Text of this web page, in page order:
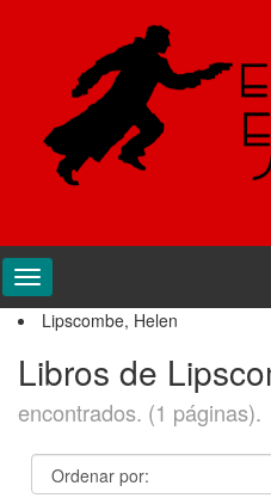
Lipscombe, Helen
Libros de
encontrados. (1 páginas).